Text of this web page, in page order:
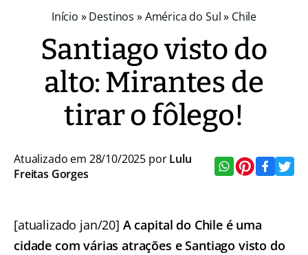
Início »Destinos »América do Sul» Chile
Santiago visto do
alto: Mirantes de
tirar o fôlego!
Atualizado em 28/10/2025 porLulu
Freitas Gorges
[atualizado jan/20] A capital do Chile é uma
cidade com várias atrações e Santiago visto do